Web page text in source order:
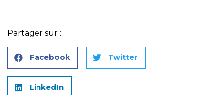
Partager sur :
Facebook Twitter
LinkedIn